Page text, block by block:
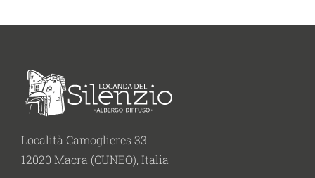
Località Camoglieres 33
12020 Macra (CUNEO), Italia